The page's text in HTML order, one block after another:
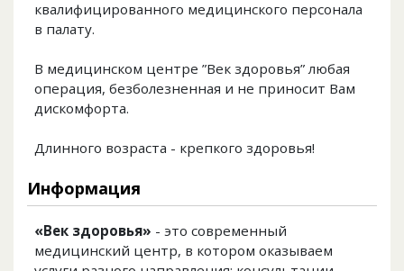
квалифицированного медицинского персонала
в палату.
В медицинском центре ”Век здоровья” любая
операция, безболезненная и не приносит Вам
дискомфорта.
Длинного возраста - крепкого здоровья!
Информация
«Век здоровья» - это современный
медицинский центр, в котором оказываем